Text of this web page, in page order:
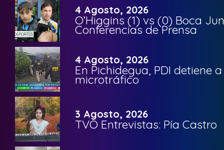
4 Agosto, 2026
O’Higgins (1) vs (0) Boca
Conferencias de Prensa
4 Agosto, 2026
En Pichidegua, PDI detiene
microtráfico
3 Agosto, 2026
TVO Entrevistas: Pía Castro